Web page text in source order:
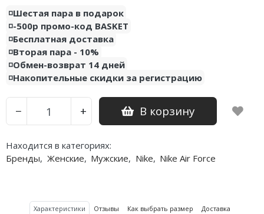
◽️Шестая пара в подарок
◽️-500р промо-код BASKET
◽️Бесплатная доставка
◽️Вторая пара - 10%
◽️Обмен-возврат 14 дней
◽️Накопительные скидки за регистрацию
− + В корзину
Находится в категориях:
Бренды, Женские, Мужские, Nike, Nike Air Force
Характеристики Отзывы Как выбрать размер Доставка
Air Jordan 23